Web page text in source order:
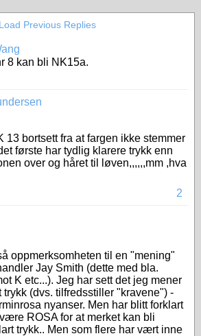
Load Previous Replies
8 kan bli NK15a.
13 bortsett fra at fargen ikke stemmer
første har tydlig klarere trykk enn
over og håret til løven,,,,,,mm ,hva
2
oppmerksomheten til en "mening"
Jay Smith (dette med bla.
K etc...). Jeg har sett det jeg mener
trykk (dvs. tilfredsstiller "kravene") -
nyanser. Men har blitt forklart
ROSA for at merket kan bli
trykk.. Men som flere har vært inne